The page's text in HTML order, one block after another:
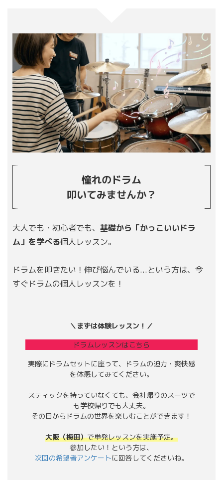
憧れのドラム
叩いてみませんか？
大人でも・初心者でも、 基礎から「かっこいいドラ
ム」を学べる個人レッスン。
ドラムを叩きたい！伸び悩んでいる...という方は、今
すぐドラムの個人レッスンを！
＼まずは体験レッスン！／
ドラムレッスンはこちら
実際にドラムセットに座って、ドラムの迫力・爽快感
を体感してみてください。
スティックを持っていなくても、会社帰りのスーツで
も学校帰りでも大丈夫。
その日からドラムの世界を楽しむことができます！
大阪（梅田）で単発レッスンを実施予定。
参加したい！という方は、
次回の希望者アンケートに回答してくださいね。